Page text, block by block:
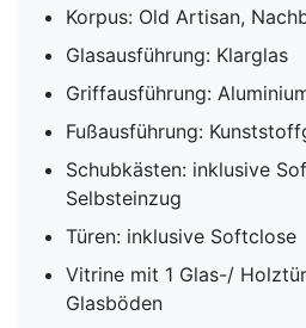
Korpus: Old Artisan,
Glasausführung: Klarglas
Griffausführung:
Fußausführung:
Schubkästen: inklusive
Selbsteinzug
Türen: inklusive Softclose
Vitrine mit 1 Glas-/
Glasböden